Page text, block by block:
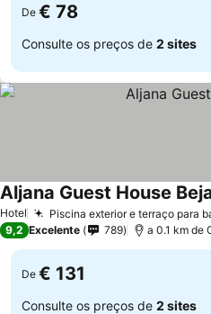
De € 78
Consulte os preços de 2 sites
Hotel Piscina exterior e terraço para
Aljana Guest House
9,2 Excelente 789 a 0.1 km de
De € 131
Consulte os preços de 2 sites